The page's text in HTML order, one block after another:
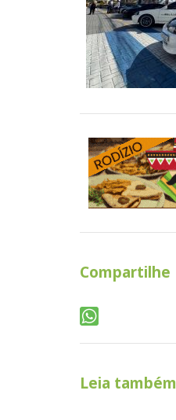
Compartilhe
Leia também